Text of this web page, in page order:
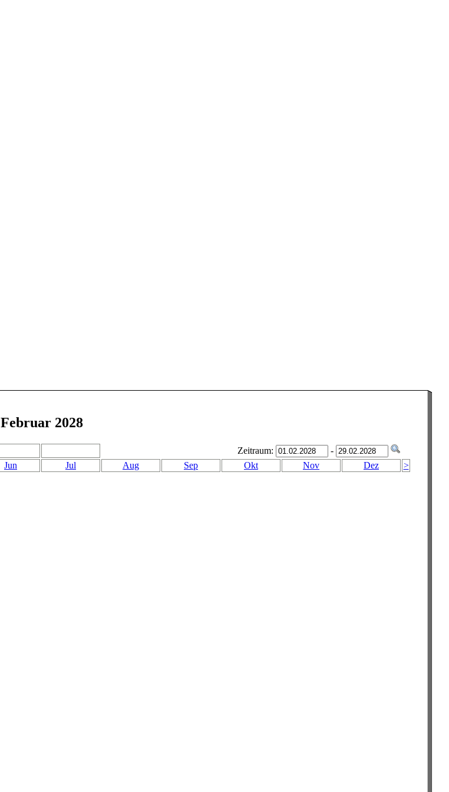
Februar 2028
Zeitraum:
-
Jun Jul Aug Sep Okt Nov Dez
>